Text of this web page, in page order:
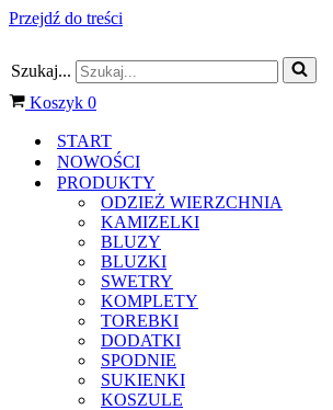
Przejdź do treści
Szukaj...
Koszyk 0
START
NOWOŚCI
PRODUKTY
ODZIEŻ WIERZCHNIA
KAMIZELKI
BLUZY
BLUZKI
SWETRY
KOMPLETY
TOREBKI
DODATKI
SPODNIE
SUKIENKI
KOSZULE